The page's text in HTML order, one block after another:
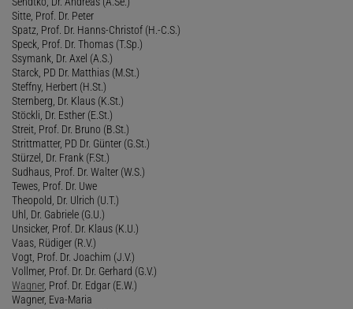
Sitte, Prof. Dr. Peter
Spatz, Prof. Dr. Hanns-Christof (H.-C.S.)
Speck, Prof. Dr. Thomas (T.Sp.)
Ssymank, Dr. Axel (A.S.)
Starck, PD Dr. Matthias (M.St.)
Steffny, Herbert (H.St.)
Sternberg, Dr. Klaus (K.St.)
Stöckli, Dr. Esther (E.St.)
Streit, Prof. Dr. Bruno (B.St.)
Strittmatter, PD Dr. Günter (G.St.)
Stürzel, Dr. Frank (F.St.)
Sudhaus, Prof. Dr. Walter (W.S.)
Tewes, Prof. Dr. Uwe
Theopold, Dr. Ulrich (U.T.)
Uhl, Dr. Gabriele (G.U.)
Unsicker, Prof. Dr. Klaus (K.U.)
Vaas, Rüdiger (R.V.)
Vogt, Prof. Dr. Joachim (J.V.)
Vollmer, Prof. Dr. Dr. Gerhard (G.V.)
Wagner, Prof. Dr. Edgar (E.W.)
Wagner, Eva-Maria